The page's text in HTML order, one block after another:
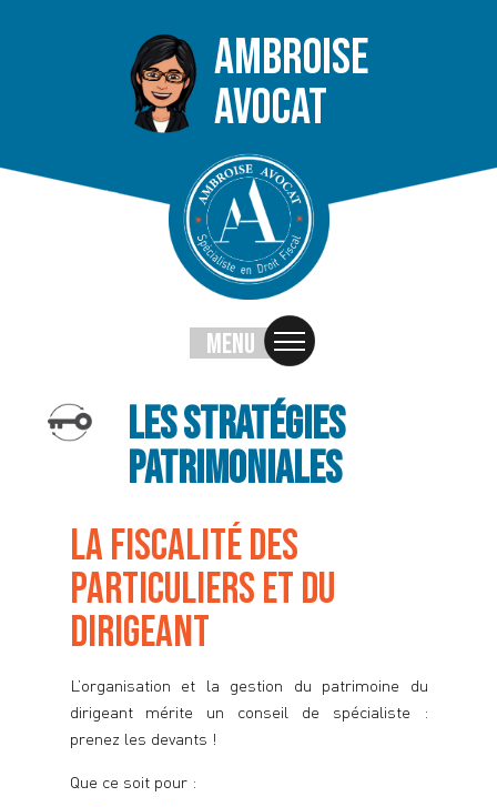
AMBROISE
AVOCAT
MENU
Cession d’entreprises
Stratégies patrimoniales
La fiscalité des entreprises / corporate
La fiscalité des particuliers et du dirigeant
Taxe foncière
Contrôle fiscal
Baux commerciaux
Nos accompagnements
Acquisition immobilière
Les stratégies
patrimoniales
LA FISCALITÉ DES
PARTICULIERS ET DU
DIRIGEANT
L’organisation et la gestion du patrimoine du
dirigeant mérite un conseil de spécialiste :
prenez les devants !
Que ce soit pour :